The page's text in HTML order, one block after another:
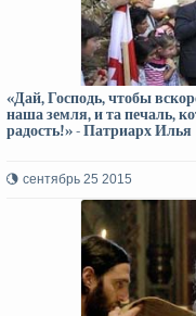
«Дай, Господь, чтобы
наша земля, и та печаль,
радость!» - Патриарх Илья
сентябрь 25 2015